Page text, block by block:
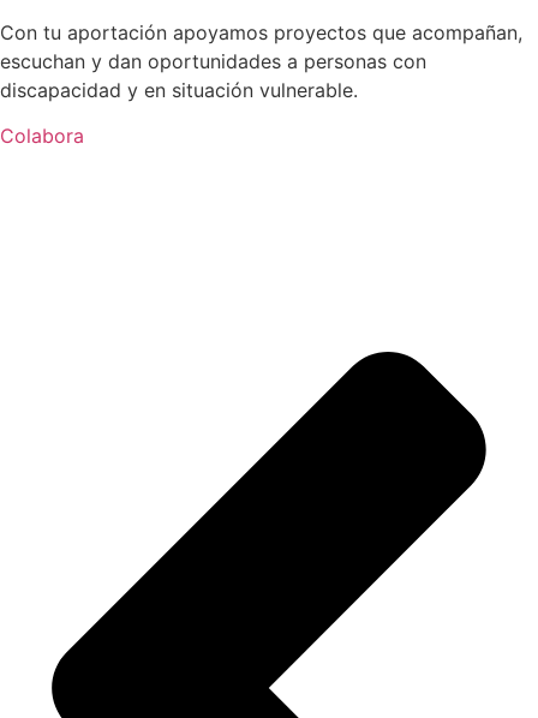
Con tu aportación apoyamos proyectos que acompañan,
escuchan y dan oportunidades a personas con
discapacidad y en situación vulnerable.
Colabora